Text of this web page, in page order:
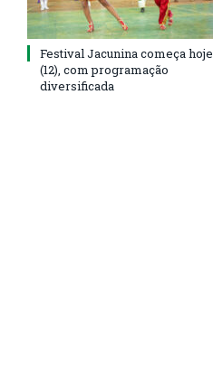
Festival Jacunina começa hoje
(12), com programação
diversificada